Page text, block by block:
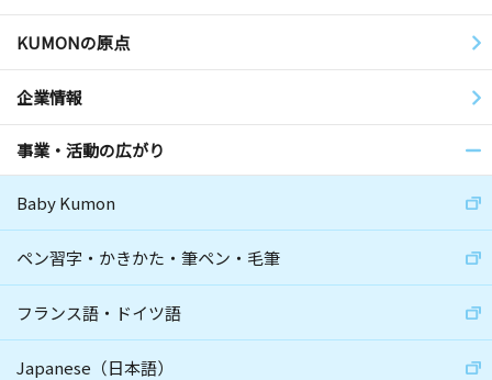
KUMONの原点
企業情報
事業・活動の広がり
Baby Kumon
ペン習字・かきかた・筆ペン・毛筆
フランス語・ドイツ語
Japanese（日本語）